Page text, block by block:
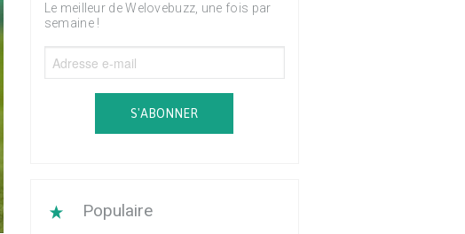
Le meilleur de Welovebuzz, une fois par
semaine !
S'ABONNER
Populaire